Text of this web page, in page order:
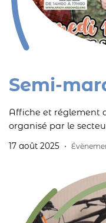
Semi-
Affiche et réglement
organisé par le
l’activité « Sport-
17 août 2025